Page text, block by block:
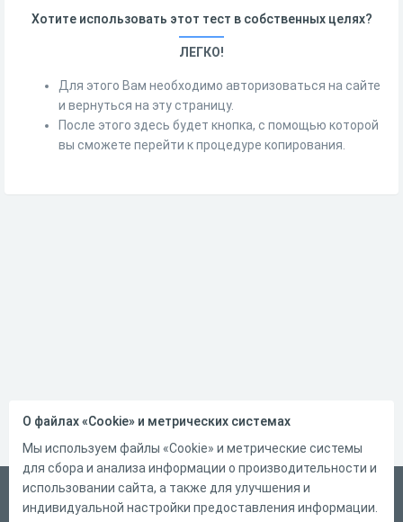
Хотите использовать этот тест в собственных целях?
ЛЕГКО!
Для этого Вам необходимо авторизоваться на сайте
и вернуться на эту страницу.
После этого здесь будет кнопка, с помощью которой
вы сможете перейти к процедуре копирования.
Русский
О файлах «Cookie» и метрических системах
Мы используем файлы «Cookie» и метрические системы
для сбора и анализа информации о производительности и
использовании сайта, а также для улучшения и
индивидуальной настройки предоставления информации.